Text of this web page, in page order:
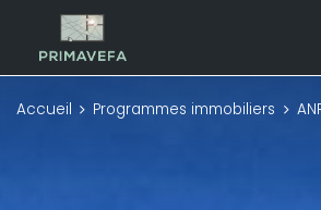
Accueil Programmes immobiliers